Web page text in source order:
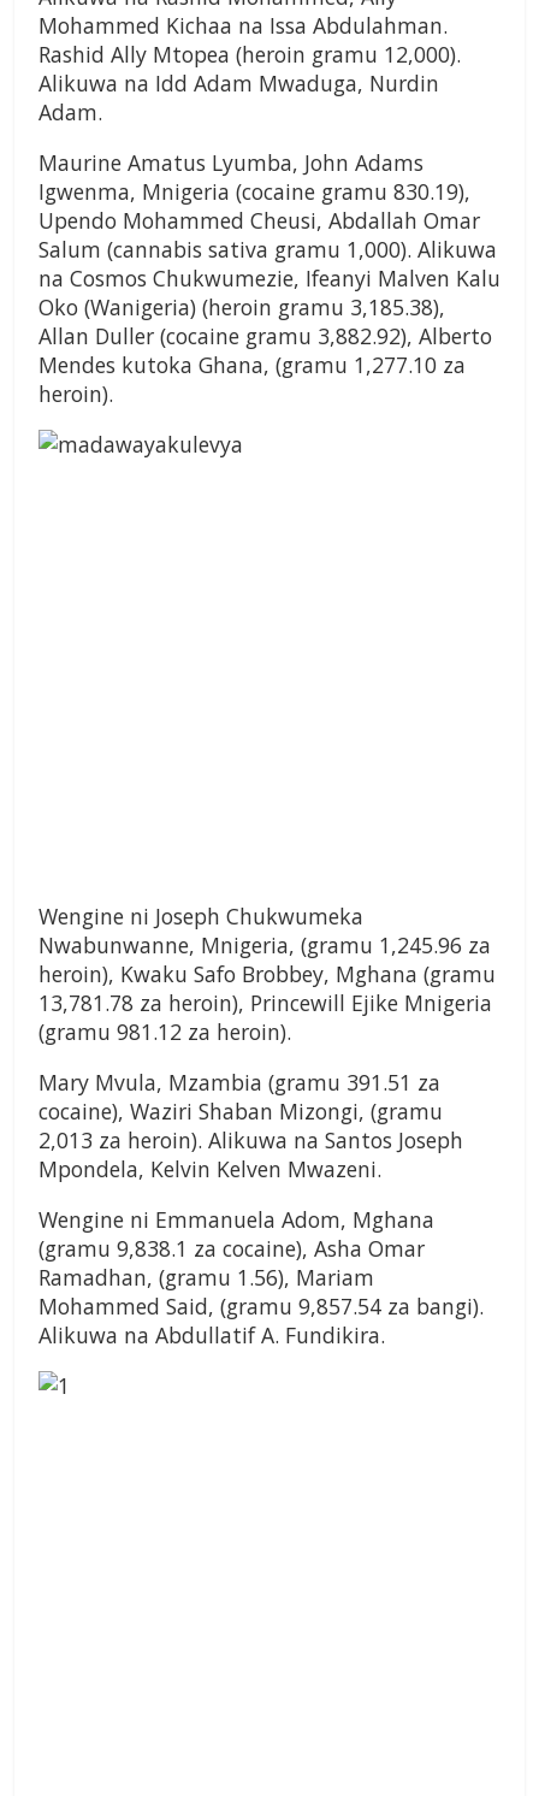
Mohammed Kichaa na Issa Abdulahman.
Rashid Ally Mtopea (heroin gramu 12,000).
Alikuwa na Idd Adam Mwaduga, Nurdin
Adam.
Maurine Amatus Lyumba, John Adams
Igwenma, Mnigeria (cocaine gramu 830.19),
Upendo Mohammed Cheusi, Abdallah Omar
Salum (cannabis sativa gramu 1,000). Alikuwa
na Cosmos Chukwumezie, Ifeanyi Malven Kalu
Oko (Wanigeria) (heroin gramu 3,185.38),
Allan Duller (cocaine gramu 3,882.92), Alberto
Mendes kutoka Ghana, (gramu 1,277.10 za
heroin).
Wengine ni Joseph Chukwumeka
Nwabunwanne, Mnigeria, (gramu 1,245.96 za
heroin), Kwaku Safo Brobbey, Mghana (gramu
13,781.78 za heroin), Princewill Ejike Mnigeria
(gramu 981.12 za heroin).
Mary Mvula, Mzambia (gramu 391.51 za
cocaine), Waziri Shaban Mizongi, (gramu
2,013 za heroin). Alikuwa na Santos Joseph
Mpondela, Kelvin Kelven Mwazeni.
Wengine ni Emmanuela Adom, Mghana
(gramu 9,838.1 za cocaine), Asha Omar
Ramadhan, (gramu 1.56), Mariam
Mohammed Said, (gramu 9,857.54 za bangi).
Alikuwa na Abdullatif A. Fundikira.